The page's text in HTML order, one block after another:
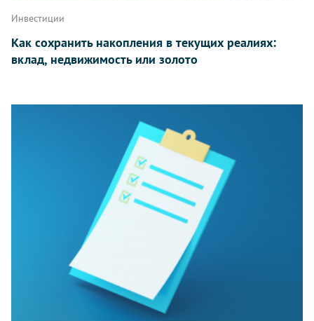
Инвестиции
Как сохранить накопления в текущих реалиях:
вклад, недвижимость или золото